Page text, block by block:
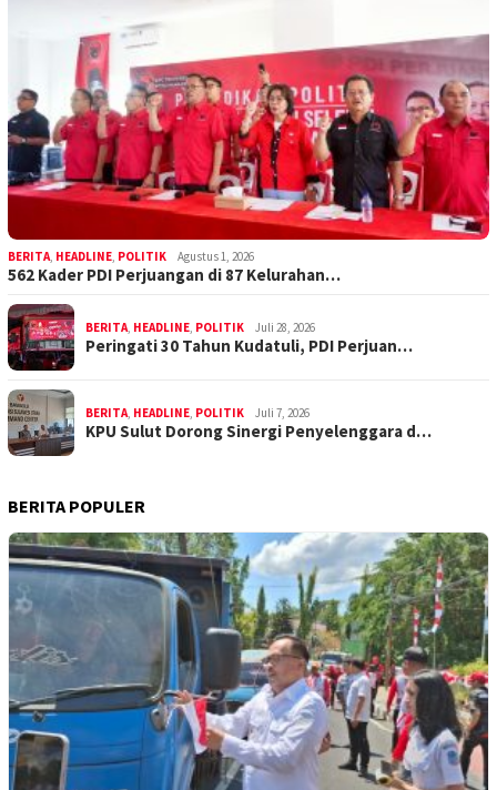
BERITA, HEADLINE, POLITIK Agustus 1, 2026
562 Kader PDI Perjuangan di 87 Kelurahan…
BERITA, HEADLINE, POLITIK Juli 28, 2026
Peringati 30 Tahun Kudatuli, PDI Perjuan…
BERITA, HEADLINE, POLITIK Juli 7, 2026
KPU Sulut Dorong Sinergi Penyelenggara d…
BERITA POPULER